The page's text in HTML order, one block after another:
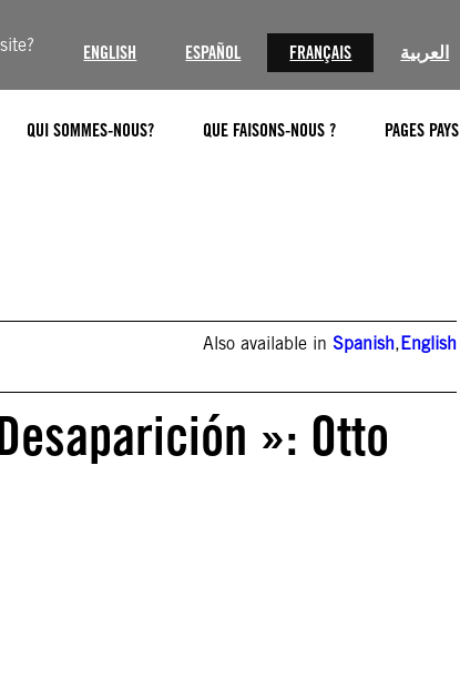
ENGLISH ESPAÑOL FRANÇAIS العربية
QUI SOMMES-NOUS? QUE FAISONS-NOUS ? PAGES PAYS
Also available inSpanish,English
»: Otto